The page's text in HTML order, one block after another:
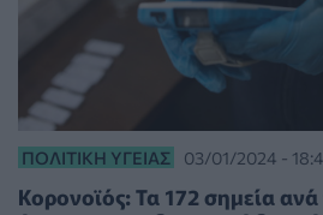
ΠΟΛΙΤΙΚΉ ΥΓΕΊΑΣ 03/01/2024 -
Κορονοϊός: Τα 172 σημεία ανά